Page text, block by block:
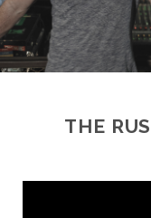
THE